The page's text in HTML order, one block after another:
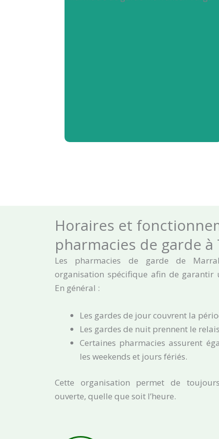
Horaires et
pharmacies de garde à
Les pharmacies de garde de
organisation spécifique afin de garantir
En général :
Les gardes de jour couvrent la
Les gardes de nuit prennent le
Certaines pharmacies assurent
les weekends et jours fériés.
Cette organisation permet de
ouverte, quelle que soit l’heure.